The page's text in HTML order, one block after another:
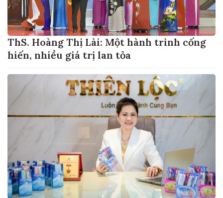
ThS. Hoàng Thị Lài: Một hành trình cống
hiến, nhiều giá trị lan tỏa